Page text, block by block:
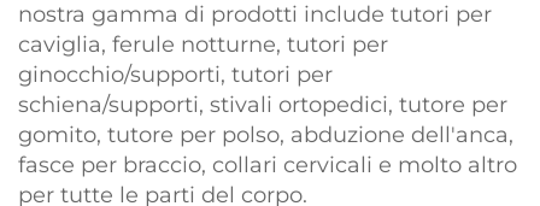
nostra gamma di prodotti include tutori per
caviglia, ferule notturne, tutori per
ginocchio/supporti, tutori per
schiena/supporti, stivali ortopedici, tutore per
gomito, tutore per polso, abduzione dell'anca,
fasce per braccio, collari cervicali e molto altro
per tutte le parti del corpo.